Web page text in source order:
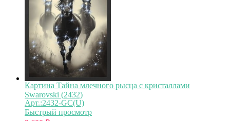
Картина Тайна млечного рысца с кристаллами
Swarovski (2432)
Арт.:2432-GC(U)
Быстрый просмотр